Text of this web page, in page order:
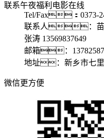
联系午夜福利电影在线
Tel/Fax：0373-
联系人：苗经
张涛 13569837649
邮箱：
地址：新乡市七里
微信更方便